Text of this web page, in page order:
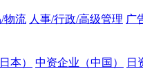
物流 人事/行政/高级管理 广
本） 中资企业（中国） 日